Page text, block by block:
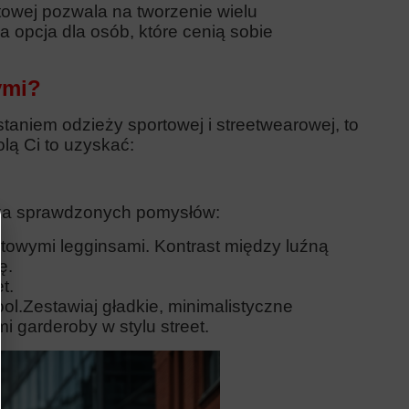
pozwala na tworzenie wielu
opcja dla osób, które cenią sobie
odzieży sportowej i streetwearowej, to
Ci to uzyskać:
sprawdzonych pomysłów:
legginsami. Kontrast między luźną
Zestawiaj gładkie, minimalistyczne
garderoby w stylu street.